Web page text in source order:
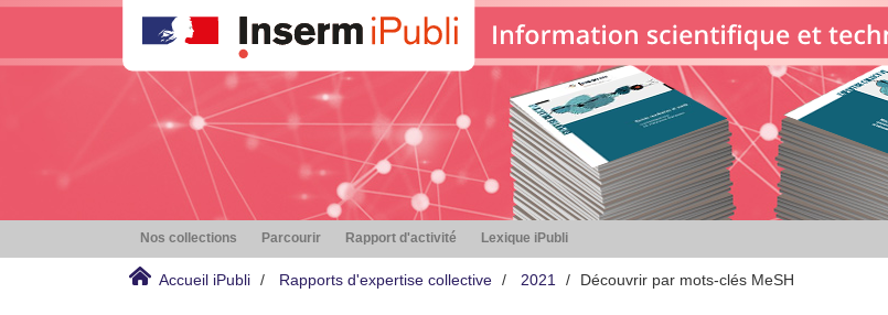
Nos collections Parcourir Rapport d'activité Lexique iPubli
Accueil iPubli Rapports d'expertise collective 2021 Découvrir par mots-clés MeSH